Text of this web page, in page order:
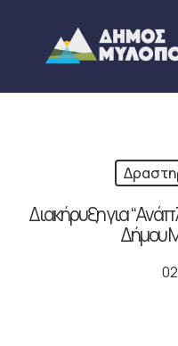
content
Διακήρυξη για
Δήμου